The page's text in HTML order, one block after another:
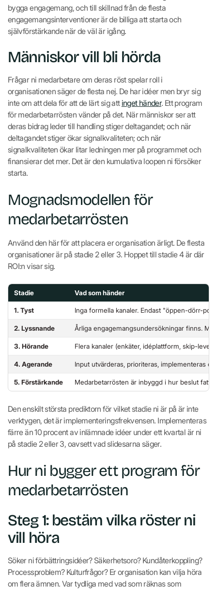
bygga engagemang, och till skillnad från de flesta
engagemangsinterventioner är de billiga att starta och
självförstärkande när de väl är igång.
Människor vill bli hörda
Frågar ni medarbetare om deras röst spelar roll i
organisationen säger de flesta nej. De har idéer men bryr sig
inte om att dela för att de lärt sig att inget händer. Ett program
för medarbetarrösten vänder på det. När människor ser att
deras bidrag leder till handling stiger deltagandet; och när
deltagandet stiger ökar signalkvaliteten; och när
signalkvaliteten ökar litar ledningen mer på programmet och
finansierar det mer. Det är den kumulativa loopen ni försöker
starta.
Mognadsmodellen för
medarbetarrösten
Använd den här för att placera er organisation ärligt. De flesta
organisationer är på stadie 2 eller 3. Hoppet till stadie 4 är där
ROI:n visar sig.
Stadie Vad som händer
1. Tyst Inga formella kanaler. Endast "öppen-dörr-
2. Lyssnande Årliga engagemangsundersökningar finns.
3. Hörande Flera kanaler (enkäter, idéplattform, skip-
4. Agerande Input utvärderas, prioriteras, implementeras
5. Förstärkande Medarbetarrösten är inbyggd i hur beslut
Den enskilt största prediktorn för vilket stadie ni är på är inte
verktygen, det är implementeringsfrekvensen. Implementeras
färre än 10 procent av inlämnade idéer under ett kvartal är ni
på stadie 2 eller 3, oavsett vad slidesarna säger.
Hur ni bygger ett program för
medarbetarrösten
Steg 1: bestäm vilka röster ni
vill höra
Söker ni förbättringsidéer? Säkerhetsoro? Kundåterkoppling?
Processproblem? Kulturfrågor? Er organisation kan vilja höra
om flera ämnen. Var tydliga med vad som räknas som